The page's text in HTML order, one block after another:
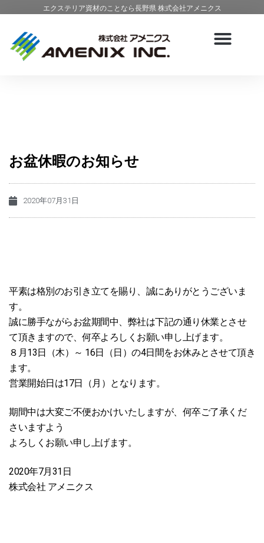
エクステリア資材のことなら長野県 株式会社アメニクス
お盆休暇のお知らせ
2020年07月31日
平素は格別のお引き立てを賜り、誠にありがとうございま
す。
誠に勝手ながらお盆期間中、弊社は下記の通り休業とさせ
て頂きますので、何卒よろしくお願い申し上げます。
８月13日（木）～ 16日（日）の4日間をお休みとさせて頂き
ます。
営業開始日は17日（月）となります。
期間中は大変ご不便おかけいたしますが、何卒ご了承くだ
さいますよう
よろしくお願い申し上げます。
2020年7月31日
株式会社 アメニクス